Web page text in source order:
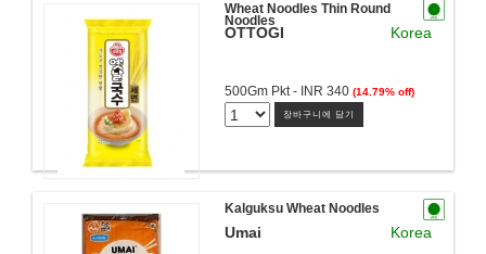
Wheat Noodles Thin Round
Noodles
OTTOGI Korea
500Gm Pkt - INR 340(14.79% off)
장바구니에 담기
Kalguksu Wheat Noodles
Umai Korea